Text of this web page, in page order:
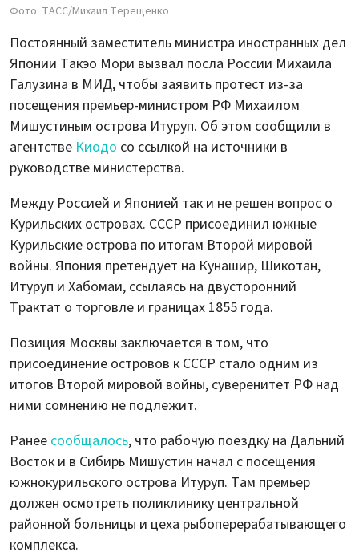
Фото: ТАСС/Михаил Терещенко
Постоянный заместитель министра иностранных дел
Японии Такэо Мори вызвал посла России Михаила
Галузина в МИД, чтобы заявить протест из-за
посещения премьер-министром РФ Михаилом
Мишустиным острова Итуруп. Об этом сообщили в
агентстве Киодо со ссылкой на источники в
руководстве министерства.
Между Россией и Японией так и не решен вопрос о
Курильских островах. СССР присоединил южные
Курильские острова по итогам Второй мировой
войны. Япония претендует на Кунашир, Шикотан,
Итуруп и Хабомаи, ссылаясь на двусторонний
Трактат о торговле и границах 1855 года.
Позиция Москвы заключается в том, что
присоединение островов к СССР стало одним из
итогов Второй мировой войны, суверенитет РФ над
ними сомнению не подлежит.
Ранее сообщалось, что рабочую поездку на Дальний
Восток и в Сибирь Мишустин начал с посещения
южнокурильского острова Итуруп. Там премьер
должен осмотреть поликлинику центральной
районной больницы и цеха рыбоперерабатывающего
комплекса.